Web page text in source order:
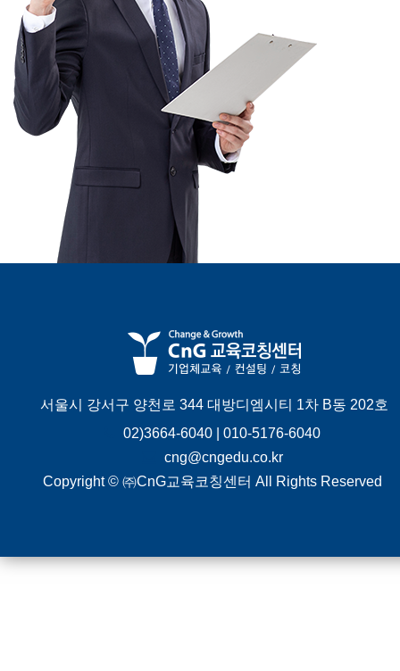
서울시 강서구 양천로 344 대방디엠시티 1차 B동 202호
02)3664-6040 | 010-5176-6040
cng@cngedu.co.kr
Copyright © ㈜CnG교육코칭센터 All Rights Reserved